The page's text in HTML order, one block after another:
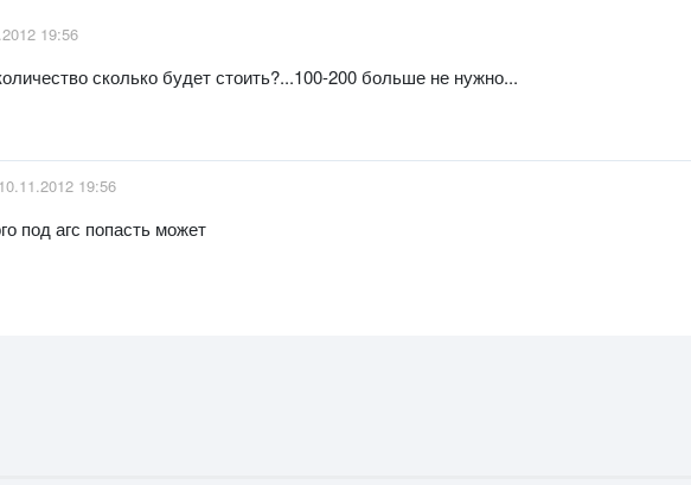
19:56
сколько будет стоить?...100-200 больше не нужно...
10.11.2012 19:56
под агс попасть может